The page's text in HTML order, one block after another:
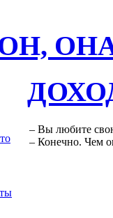
– Вы любите
– Конечно. Чем